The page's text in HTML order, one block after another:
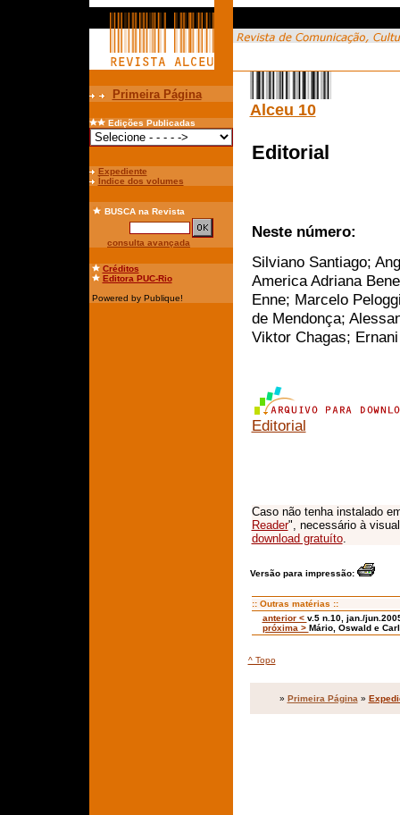
Primeira Página
Edições Publicadas
Expediente
Índice dos volumes
BUSCAna Revista
consulta avançada
Créditos
Editora PUC-Rio
Powered by Publique!
Alceu 10
Editorial
Neste número:
Silviano Santiago;
America Adriana
Enne; Marcelo
de Mendonça;
Viktor Chagas;
Editorial
Caso não tenha instalado
Reader", necessário à
download gratuíto.
Versão para impressão:
:: Outras matérias ::
anterior < v.5 n.10, jan./
próxima > Mário, Oswald e
^ Topo
» Primeira Página »